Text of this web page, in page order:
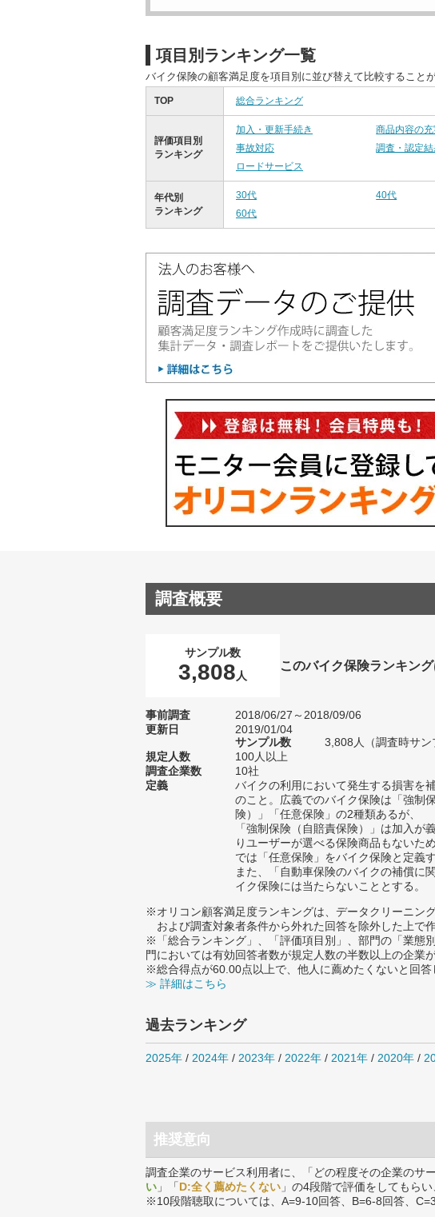
項目別ランキング一覧
バイク保険の顧客満足度を項目別に並び替えて比較することが
TOP 総合ランキング
評価項目別
ランキング
加入・更新手続き 商品内容の
事故対応
調査・認定
ロードサービス
年代別
ランキング
30代 40代
60代
調査概要
サンプル数
3,808 人
このバイク保険ランキン
事前調査
2018/06/27～2018/09/06
更新日
2019/01/04
サンプル数
3,808人（調査時サン
規定人数
100人以上
調査企業数
10社
定義
バイクの利用において発生する損害を
のこと。広義でのバイク保険は「強制
険）」「任意保険」の2種類あるが、
「強制保険（自賠責保険）」は加入が
りユーザーが選べる保険商品もないた
では「任意保険」をバイク保険と定義す
また、「自動車保険のバイクの補償に
イク保険には当たらないこととする。
※オリコン顧客満足度ランキングは、データクリーニン
および調査対象者条件から外れた回答を除外した上で作
※「総合ランキング」、「評価項目別」、部門の「業態
門においては有効回答者数が規定人数の半数以上の企業
※総合得点が60.00点以上で、他人に薦めたくないと回
≫ 詳細はこちら
過去ランキング
2025年 / 2024年 / 2023年 / 2022年 / 2021年 / 2020年 /
推奨意向
調査企業のサービス利用者に、「どの程度その企業のサ
い 」「D:全く薦めたくない 」の4段階で評価をしてもらい
※10段階聴取については、A=9-10回答、B=6-8回答、